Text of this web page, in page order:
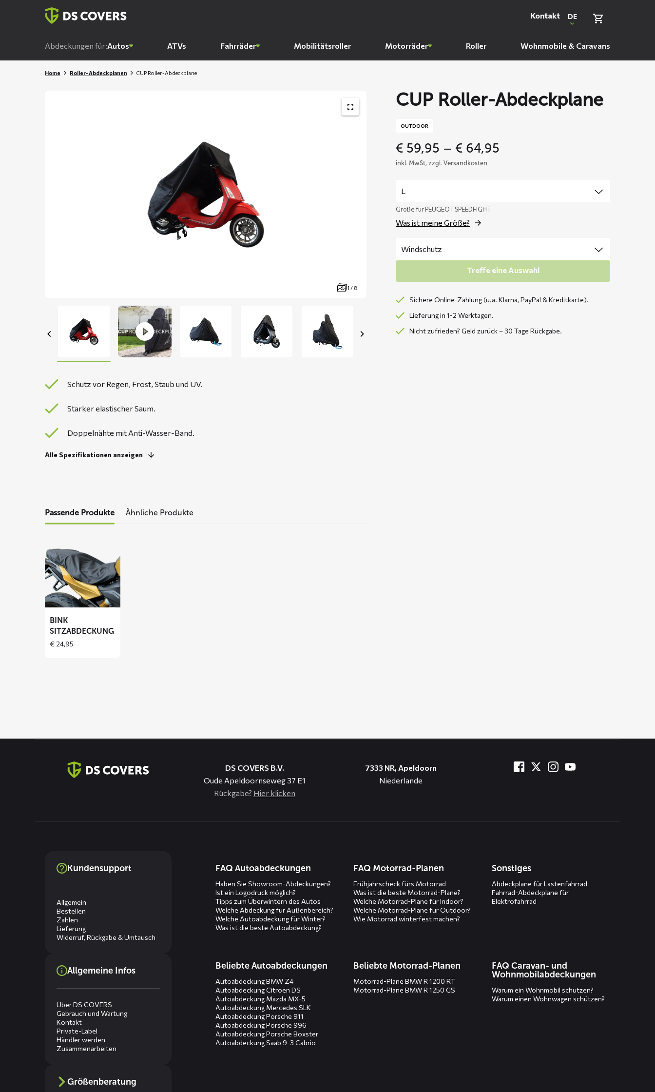
Kontakt
DE
Abdeckungen für:Autos ATVs Fahrräder Mobilitätsroller Motorräder Roller Wohnmobile & Caravans
Home Roller-Abdeckplanen CUP Roller-Abdeckplane
1 / 8
Schutz vor Regen, Frost, Staub und UV.
Starker elastischer Saum.
Doppelnähte mit Anti-Wasser-Band.
Alle Spezifikationen anzeigen
CUP Roller-Abdeckplane
OUTDOOR
€ 59,95 – € 64,95
inkl. MwSt, zzgl. Versandkosten
Größe für PEUGEOT SPEEDFIGHT
Was ist meine Größe?
Treffe eine Auswahl
Sichere Online-Zahlung (u.a. Klarna, PayPal & Kreditkarte).
Lieferung in 1-2 Werktagen.
Nicht zufrieden? Geld zurück – 30 Tage Rückgabe.
Passende Produkte Ähnliche Produkte
lesen
über
BINK
Sitzabdeckung
BINK
SITZABDECKUNG
€ 24,95
DS COVERS B.V.
Oude Apeldoornseweg 37 E1
Rückgabe? Hier klicken
7333 NR, Apeldoorn
Niederlande
Kundensupport
Allgemein
Bestellen
Zahlen
Lieferung
Widerruf, Rückgabe & Umtausch
Allgemeine Infos
Über DS COVERS
Gebrauch und Wartung
Kontakt
Private-Label
Händler werden
Zusammenarbeiten
Größenberatung
FAQ Autoabdeckungen
Haben Sie Showroom-Abdeckungen?
Ist ein Logodruck möglich?
Tipps zum Überwintern des Autos
Welche Abdeckung für Außenbereich?
Welche Autoabdeckung für Winter?
Was ist die beste Autoabdeckung?
FAQ Motorrad-Planen
Frühjahrscheck fürs Motorrad
Was ist die beste Motorrad-Plane?
Welche Motorrad-Plane für Indoor?
Welche Motorrad-Plane für Outdoor?
Wie Motorrad winterfest machen?
Sonstiges
Abdeckplane für Lastenfahrrad
Fahrrad-Abdeckplane für
Elektrofahrrad
Beliebte Autoabdeckungen
Autoabdeckung BMW Z4
Autoabdeckung Citroën DS
Autoabdeckung Mazda MX-5
Autoabdeckung Mercedes SLK
Autoabdeckung Porsche 911
Autoabdeckung Porsche 996
Autoabdeckung Porsche Boxster
Autoabdeckung Saab 9-3 Cabrio
Beliebte Motorrad-Planen
Motorrad-Plane BMW R 1200 RT
Motorrad-Plane BMW R 1250 GS
FAQ Caravan- und
Wohnmobilabdeckungen
Warum ein Wohnmobil schützen?
Warum einen Wohnwagen schützen?